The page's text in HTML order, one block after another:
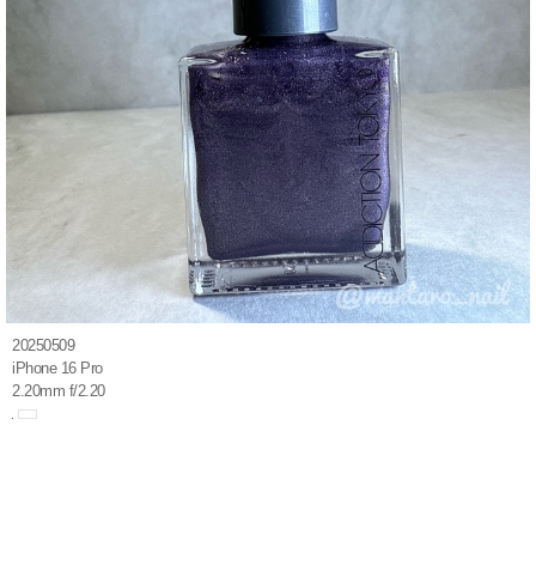
20250509
iPhone 16 Pro
2.20mm f/2.20